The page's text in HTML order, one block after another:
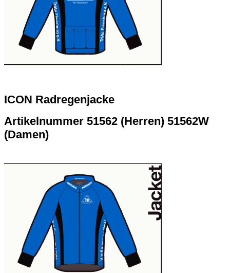
ICON Radregenjacke
Artikelnummer 51562 (Herren) 51562W
(Damen)